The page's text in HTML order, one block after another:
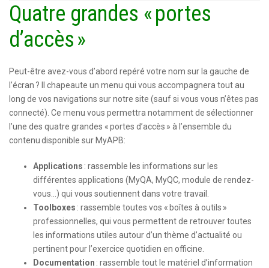
Quatre grandes « portes
d’accès »
Peut-être avez-vous d’abord repéré votre nom sur la gauche de
l’écran ? Il chapeaute un menu qui vous accompagnera tout au
long de vos navigations sur notre site (sauf si vous vous n’êtes pas
connecté). Ce menu vous permettra notamment de sélectionner
l’une des quatre grandes « portes d’accès » à l’ensemble du
contenu disponible sur MyAPB:
Applications : rassemble les informations sur les
différentes applications (MyQA, MyQC, module de rendez-
vous…) qui vous soutiennent dans votre travail.
Toolboxes : rassemble toutes vos « boîtes à outils »
professionnelles, qui vous permettent de retrouver toutes
les informations utiles autour d’un thème d’actualité ou
pertinent pour l’exercice quotidien en officine.
Documentation : rassemble tout le matériel d’information